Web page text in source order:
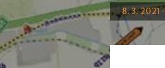
8. 3. 2021